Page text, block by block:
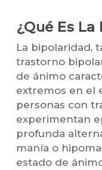
¿Qué Es
La bipolaridad,
trastorno
de ánimo
extremos en el
personas con
experimentan
profunda
manía o
estado de